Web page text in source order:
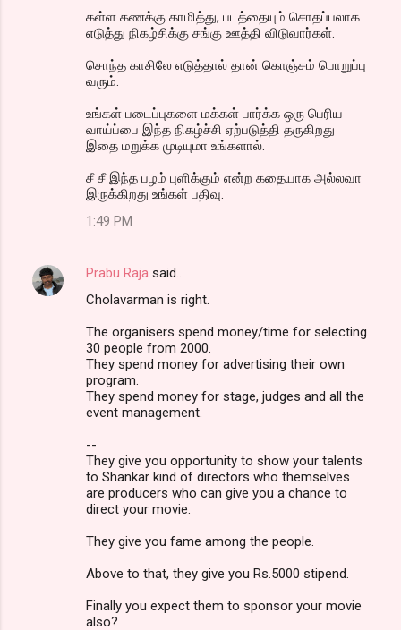
கள்ள கணக்கு காமித்து, படத்தையும் சொதப்பலாக
எடுத்து நிகழ்சிக்கு சங்கு ஊத்தி விடுவார்கள்.
சொந்த காசிலே எடுத்தால் தான் கொஞ்சம் பொறுப்பு
வரும்.
உங்கள் படைப்புகளை மக்கள் பார்க்க ஒரு பெரிய
வாய்ப்பை இந்த நிகழ்ச்சி ஏற்படுத்தி தருகிறது
இதை மறுக்க முடியுமா உங்களால்.
சீ சீ இந்த பழம் புளிக்கும் என்ற கதையாக அல்லவா
இருக்கிறது உங்கள் பதிவு.
1:49 PM
Prabu Raja said…
Cholavarman is right.
The organisers spend money/time for selecting
30 people from 2000.
They spend money for advertising their own
program.
They spend money for stage, judges and all the
event management.
--
They give you opportunity to show your talents
to Shankar kind of directors who themselves
are producers who can give you a chance to
direct your movie.
They give you fame among the people.
Above to that, they give you Rs.5000 stipend.
Finally you expect them to sponsor your movie
also?